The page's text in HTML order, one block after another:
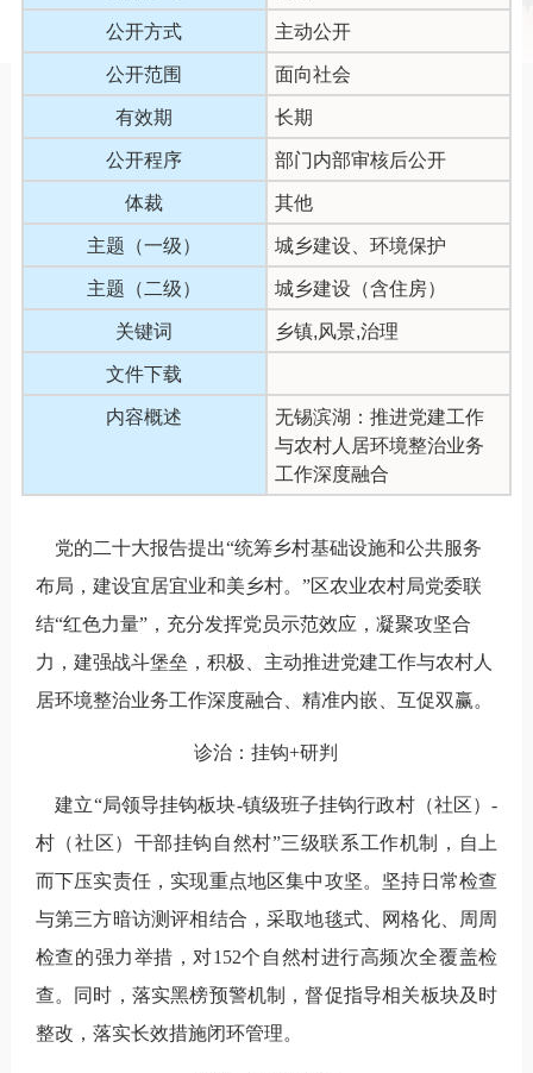
公开方式 主动公开
公开范围 面向社会
有效期 长期
公开程序 部门内部审核后公开
体裁 其他
主题（一级） 城乡建设、环境保护
主题（二级） 城乡建设（含住房）
关键词 乡镇,风景,治理
文件下载
内容概述
无锡滨湖：推进党建工作
与农村人居环境整治业务
工作深度融合
党的二十大报告提出“统筹乡村基础设施和公共服务
布局，建设宜居宜业和美乡村。”区农业农村局党委联
结“红色力量”，充分发挥党员示范效应，凝聚攻坚合
力，建强战斗堡垒，积极、主动推进党建工作与农村人
居环境整治业务工作深度融合、精准内嵌、互促双赢。
诊治：挂钩+研判
建立“局领导挂钩板块-镇级班子挂钩行政村（社区）-
村（社区）干部挂钩自然村”三级联系工作机制，自上
而下压实责任，实现重点地区集中攻坚。坚持日常检查
与第三方暗访测评相结合，采取地毯式、网格化、周周
检查的强力举措，对152个自然村进行高频次全覆盖检
查。同时，落实黑榜预警机制，督促指导相关板块及时
整改，落实长效措施闭环管理。